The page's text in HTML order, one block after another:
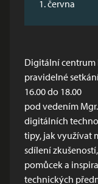
1. června
Digitální centrum
pravidelné
16.00 do 18.00
pod vedením
digitálních
tipy, jak využívat
sdílení
pomůcek a
technických